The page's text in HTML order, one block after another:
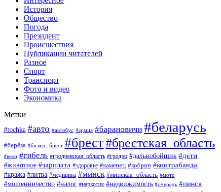
История
Общество
Погода
Президент
Происшествия
Публикации читателей
Разное
Спорт
Транспорт
Фото и видео
Экономика
Метки
#tochka #авто #автобус #армия #барановичи #беларусь
#берёза #бизнес_брест #брест#брестская_область
#вело #гибель #гродненская_область #гродно #дальнобойщик #дети
#животное #зарплата #здоровье #каменец #кобрин #контрабанда
#кража #литва #медицина #минск #минская_область #мото
#мошенничество #налог #наркотик #недвижимость #очередь #пинск